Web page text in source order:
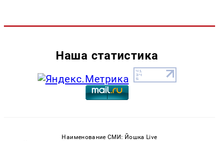
Наша статистика
Наименование СМИ: Йошка Live